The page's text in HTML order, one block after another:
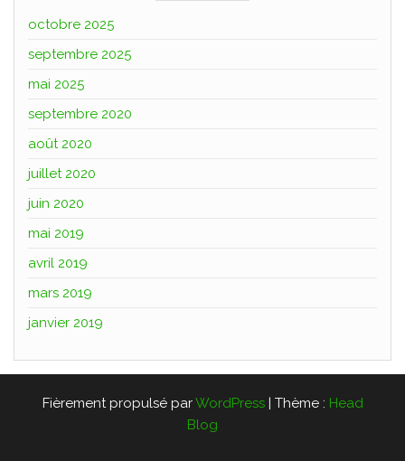
octobre 2025
septembre 2025
mai 2025
septembre 2020
août 2020
juillet 2020
juin 2020
mai 2019
avril 2019
mars 2019
janvier 2019
Fièrement propulsé parWordPress | Thème : Head
Blog